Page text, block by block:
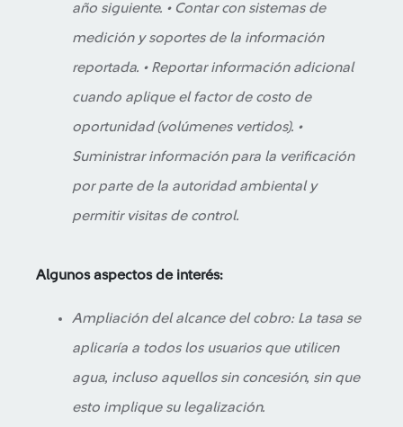
año siguiente. • Contar con sistemas de
medición y soportes de la información
reportada. • Reportar información adicional
cuando aplique el factor de costo de
oportunidad (volúmenes vertidos). •
Suministrar información para la verificación
por parte de la autoridad ambiental y
permitir visitas de control.
Algunos aspectos de interés:
Ampliación del alcance del cobro: La tasa se
aplicaría a todos los usuarios que utilicen
agua, incluso aquellos sin concesión, sin que
esto implique su legalización.